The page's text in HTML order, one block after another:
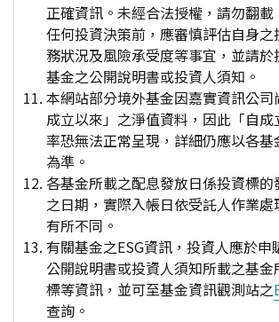
正確資訊。未經合法授權，請勿翻
任何投資決策前，應審慎評估自身之
務狀況及風險承受度等事宜，並請
基金之公開說明書或投資人須知。
本網站部分境外基金因嘉實資訊公司
成立以來」之淨值資料，因此「自成
率恐無法正常呈現，詳細仍應以各基
為準。
各基金所載之配息發放日係投資標
之日期，實際入帳日依受託人作業
有所不同。
有關基金之ESG資訊，投資人應於申
公開說明書或投資人須知所載之基金
標等資訊，並可至基金資訊觀測站之
查詢。